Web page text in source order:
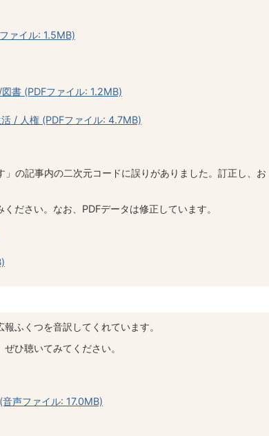
ァイル: 1.5MB)
書 (PDFファイル: 1.2MB)
/ 人権 (PDFファイル: 4.7MB)
の記事内の二次元コードに誤りがありました。訂正し、お
ください。なお、PDFデータは修正しています。
ふくつを音訳してくれています。
ひ聴いてみてください。
声ファイル: 17.0MB)